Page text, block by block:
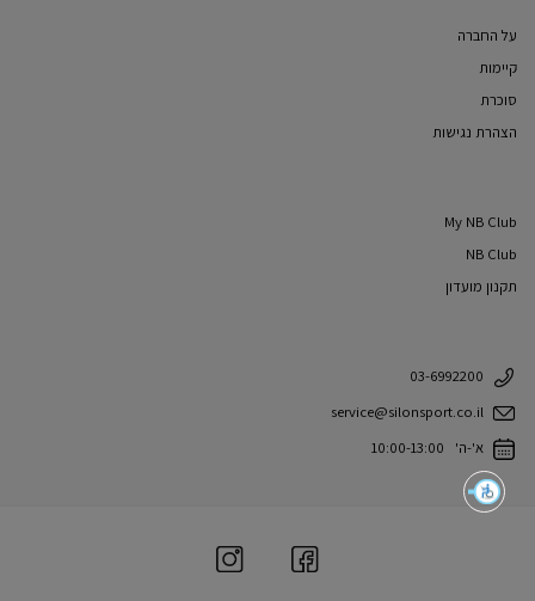
על החברה
קיימות
סוכרת
הצהרת נגישות
My NB Club
NB Club
תקנון מועדון
03-6992200
service@silonsport.co.il
א'-ה' 10:00-13:00